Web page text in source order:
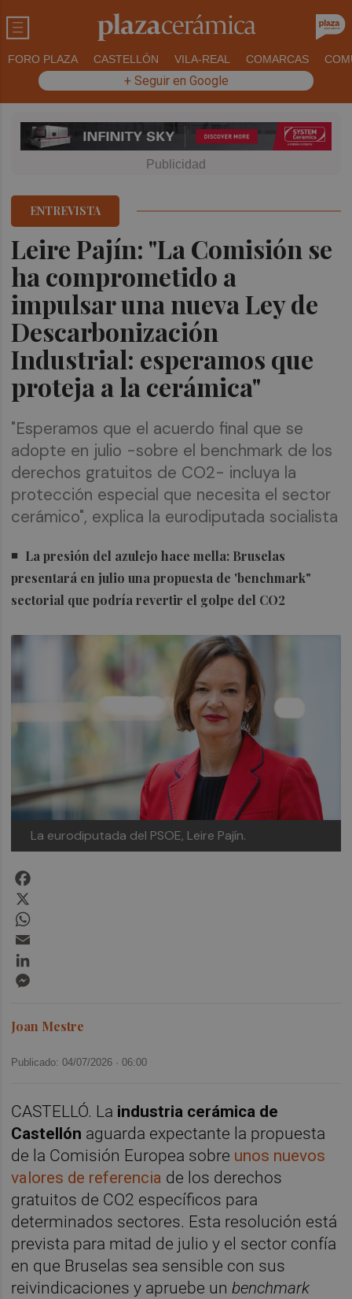
FORO PLAZA CASTELLÓN VILA-REAL COMARCAS
+ Seguir en Google
Leire Pajín: "La Comisión se
ha comprometido a
impulsar una nueva Ley de
Descarbonización
Industrial: esperamos que
proteja a la cerámica"
ENTREVISTA
"Esperamos que el acuerdo final que se
adopte en julio -sobre el benchmark de los
derechos gratuitos de CO2- incluya la
protección especial que necesita el sector
cerámico", explica la eurodiputada socialista
La presión del azulejo hace mella: Bruselas
presentará en julio una propuesta de 'benchmark"
sectorial que podría revertir el golpe del CO2
La eurodiputada del PSOE, Leire Pajín.
Joan Mestre
Publicado: 04/07/2026 ·06:00
CASTELLÓ. La industria cerámica de
Castellón aguarda expectante la propuesta
de la Comisión Europea sobre unos nuevos
valores de referencia de los derechos
gratuitos de CO2 específicos para
determinados sectores. Esta resolución está
prevista para mitad de julio y el sector confía
en que Bruselas sea sensible con sus
reivindicaciones y apruebe un benchmark